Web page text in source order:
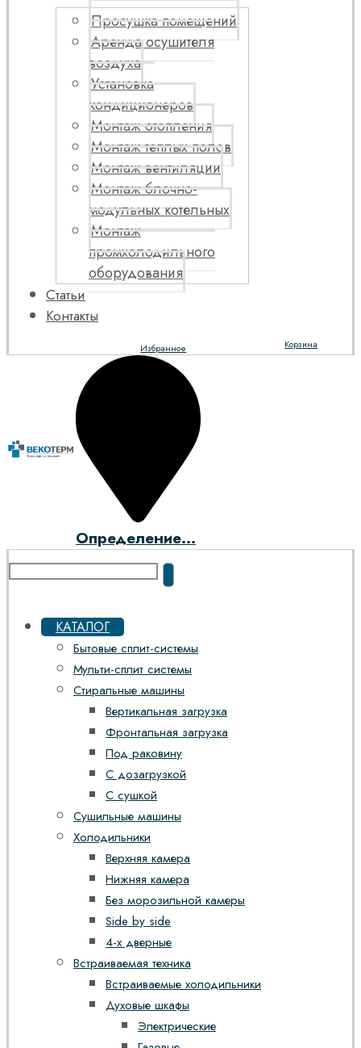
Просушка помещений
Аренда осушителя
воздуха
Установка
кондиционеров
Монтаж отопления
Монтаж теплых полов
Монтаж вентиляции
Монтаж блочно-
модульных котельных
Монтаж
промхолодильного
оборудования
Статьи
Контакты
Корзина
Избранное
Определение...
КАТАЛОГ
Бытовые сплит-системы
Мульти-сплит системы
Стиральные машины
Вертикальная загрузка
Фронтальная загрузка
Под раковину
С дозагрузкой
С сушкой
Сушильные машины
Холодильники
Верхняя камера
Нижняя камера
Без морозильной камеры
Side by side
4-х дверные
Встраиваемая техника
Встраиваемые холодильники
Духовые шкафы
Электрические